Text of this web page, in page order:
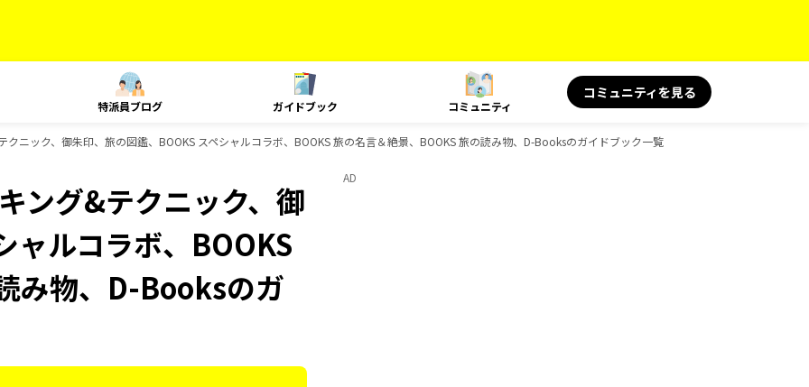
特派員ブログ ガイドブック コミュニティ
コミュニティを見る
ニック、御朱印、旅の図鑑、BOOKS スペシャルコラボ、BOOKS 旅の名言＆絶景、BOOKS 旅の読み物、D-Booksのガイドブック一覧
ング&テクニック、御
ャルコラボ、BOOKS
み物、D-Booksのガ
AD